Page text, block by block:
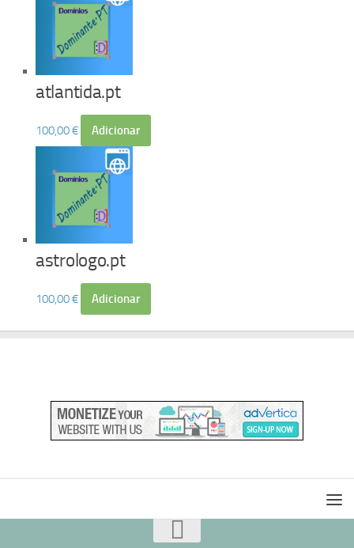
atlantida.pt
100,00€ Adicionar
astrologo.pt
100,00€ Adicionar